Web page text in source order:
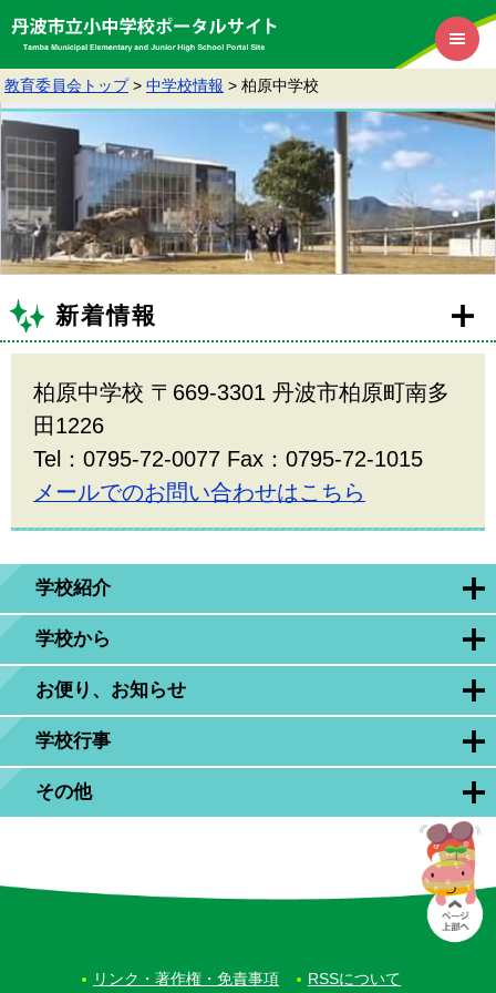
教育委員会トップ > 中学校情報 > 柏原中学校
学校紹介
学校から
お便り、お知らせ
学校行事
その他
新着情報
柏原中学校 〒669-3301 丹波市柏原町南多
田1226
Tel：0795-72-0077 Fax：0795-72-1015
メールでのお問い合わせはこちら
リンク・著作権・免責事項 RSSについて